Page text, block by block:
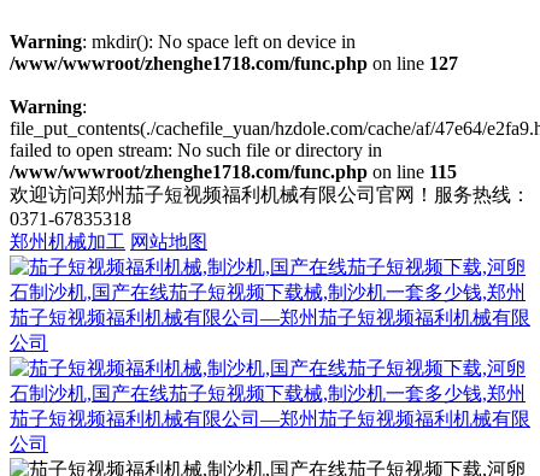
Warning: mkdir(): No space left on device in
/www/wwwroot/zhenghe1718.com/func.php on line 127
Warning:
file_put_contents(./cachefile_yuan/hzdole.com/cache/af/47e64/
failed to open stream: No such file or directory in
/www/wwwroot/zhenghe1718.com/func.php on line 115
欢迎访问郑州茄子短视频福利机械有限公司官网！服务热线：
0371-67835318
郑州机械加工 网站地图